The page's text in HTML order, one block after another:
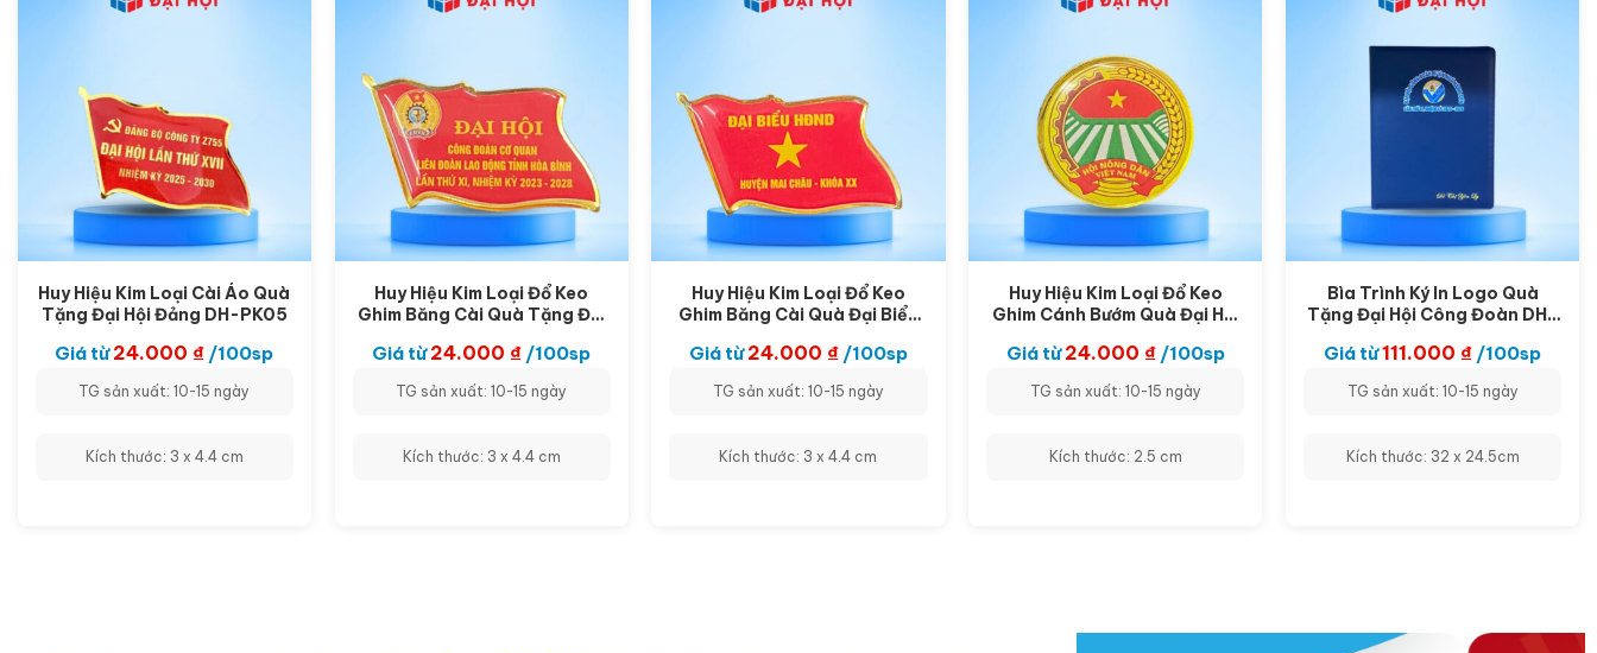
Huy Hiệu Kim Loại Cài Áo Quà
Tặng Đại Hội Đảng DH-PK05
Giá từ24.000 ₫ /100sp
TG sản xuất: 10-15 ngày
Kích thước: 3 x 4.4 cm
Huy Hiệu Kim Loại Đổ Keo
Ghim Băng Cài Quà Tặng Đại
Giá từ24.000 ₫ /100sp
TG sản xuất: 10-15 ngày
Kích thước: 3 x 4.4 cm
Huy Hiệu Kim Loại Đổ Keo
Ghim Băng Cài Quà Đại Biểu
Giá từ24.000 ₫/100sp
TG sản xuất: 10-15 ngày
Kích thước: 3 x 4.4 cm
Huy Hiệu Kim Loại Đổ Keo
Ghim Cánh Bướm Quà Đại Hội
Giá từ24.000 ₫/100sp
TG sản xuất: 10-15 ngày
Kích thước: 2.5 cm
Bìa Trình Ký In Logo Quà
Tặng Đại Hội Công Đoàn DH-
Giá từ111.000 ₫ /100sp
TG sản xuất: 10-15 ngày
Kích thước: 32 x 24.5cm